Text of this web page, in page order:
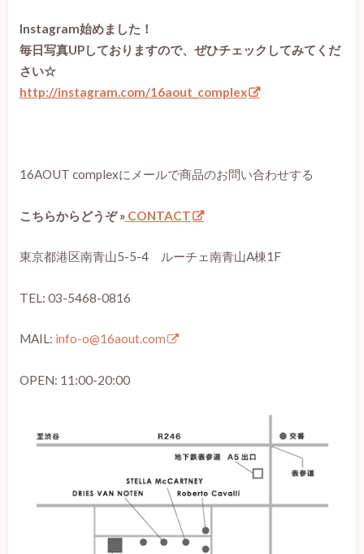
Instagram始めました！
毎日写真UPしておりますので、ぜひチェックしてみてくだ
さい☆
http://instagram.com/16aout_complex
16AOUT complexにメールで商品のお問い合わせする
こちらからどうぞ »CONTACT
東京都港区南青山5-5-4 ルーチェ南青山A棟1F
TEL: 03-5468-0816
MAIL: info-o@16aout.com
OPEN: 11:00-20:00